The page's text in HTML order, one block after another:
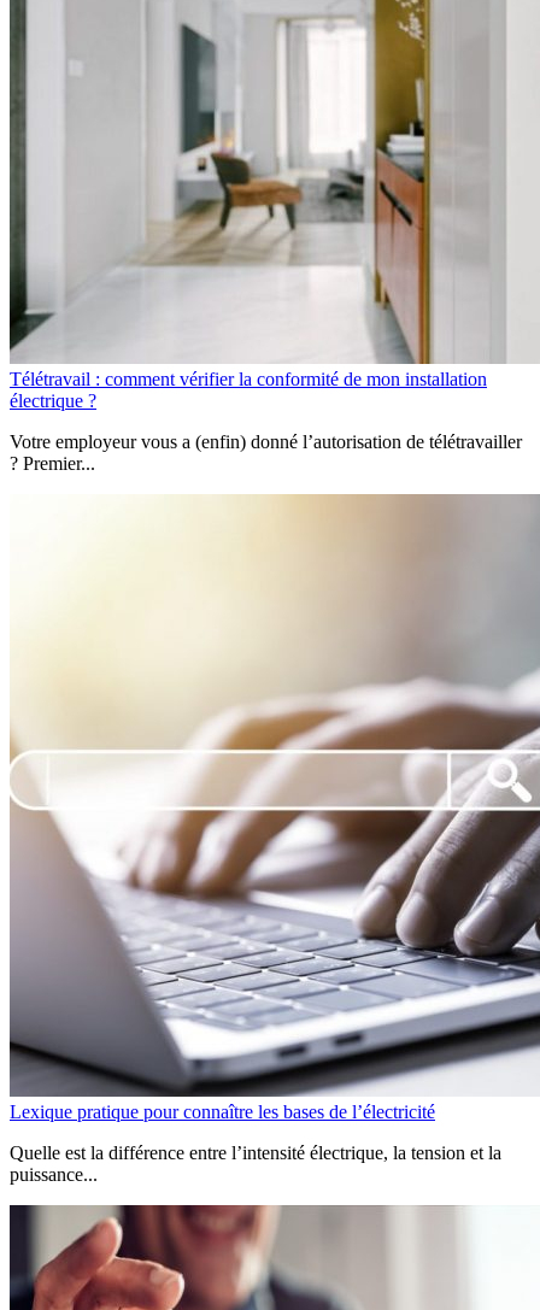
Télétravail : comment vérifier la conformité de mon installation
électrique ?
Votre employeur vous a (enfin) donné l’autorisation de télétravailler
? Premier...
Lexique pratique pour connaître les bases de l’électricité
Quelle est la différence entre l’intensité électrique, la tension et la
puissance...